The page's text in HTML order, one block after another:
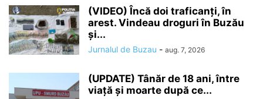
(VIDEO) Încă doi traficanți, în
arest. Vindeau droguri în Buzău
și...
Jurnalul de Buzau - aug. 7, 2026
(UPDATE) Tânăr de 18 ani, între
viață și moarte după ce...